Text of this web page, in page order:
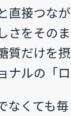
直接つな
さをその
質だけを
ナルの「ロ
なくても